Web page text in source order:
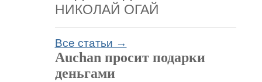
НИКОЛАЙ ОГАЙ
Все статьи →
Auchan просит подарки
деньгами